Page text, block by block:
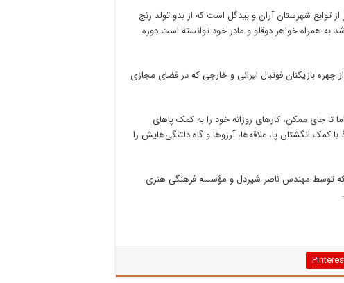
۱۲ بهمن ۱۳۶۷، اهل سفیدشهر از توابع شهرستان آران و بیدگل است که از بدو تولد رنج
به همراه خواهر دوقلو و مادر خود توانسته است دوره
چهره بازیکنان فوتبال ایرانی و خارجی که در فضای مجازی
است، اما تا جای ممکن، کارهای روزانه خود را به کمک پاهای
انگشتان پا، علاقه‌ها، آرزوها و گاه دلتنگی‌هایش را
که توسط مهندس ناصر شیردل و مؤسسه فرهنگی هنری